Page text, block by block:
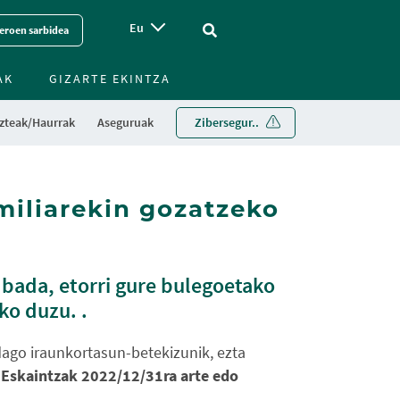
sarbidea Eu Vinculo - Buscar en la web
Haurrak Aseguruak Zibersegur..
GIZARTE EKINTZA
gozatzeko
etorri gure bulegoetako
duzu. .
iraunkortasun-betekizunik, ezta
Eskaintzak 2022/12/31ra arte edo